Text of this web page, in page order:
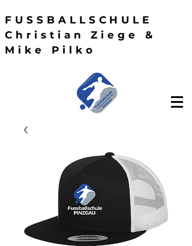
FUSSBALLSCHULE
Christian Ziege &
Mike Pilko